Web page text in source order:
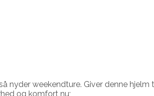
nyder weekendture. Giver denne
og komfort nu;